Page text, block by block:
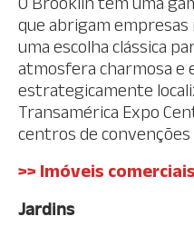
que abrigam empresas
uma escolha clássica
atmosfera charmosa e
estrategicamente
Transamérica Expo
centros de convenções
>> Imóveis
Jardins